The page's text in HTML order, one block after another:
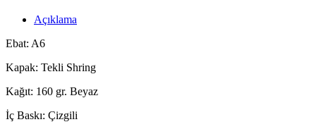
Açıklama
Ebat: A6
Kapak: Tekli Shring
Kağıt: 160 gr. Beyaz
İç Baskı: Çizgili